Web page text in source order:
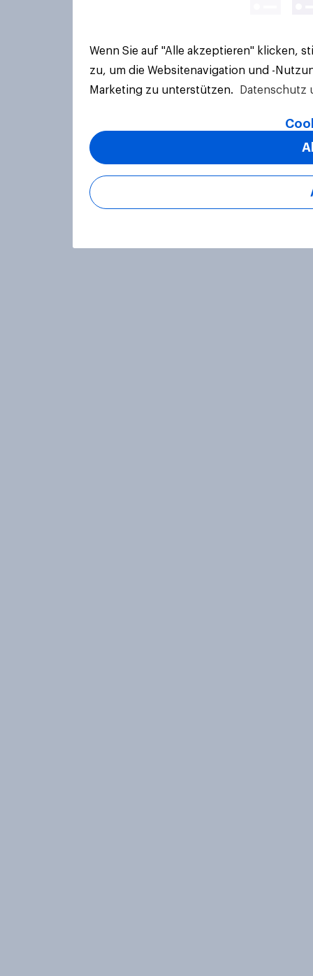
Wenn Sie auf "Alle akzeptieren" klicken,
zu, um die Websitenavigation und -
Marketing zu unterstützen.
Datenschutz